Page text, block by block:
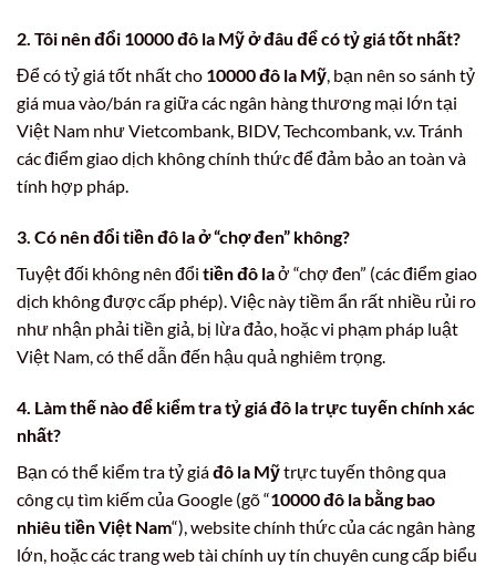
2. Tôi nên đổi 10000 đô la Mỹ ở đâu để có tỷ giá tốt nhất?
Để có tỷ giá tốt nhất cho 10000 đô la Mỹ, bạn nên so sánh tỷ
giá mua vào/bán ra giữa các ngân hàng thương mại lớn tại
Việt Nam như Vietcombank, BIDV, Techcombank, v.v. Tránh
các điểm giao dịch không chính thức để đảm bảo an toàn và
tính hợp pháp.
3. Có nên đổi tiền đô la ở “chợ đen” không?
Tuyệt đối không nên đổi tiền đô laở “chợ đen” (các điểm giao
dịch không được cấp phép). Việc này tiềm ẩn rất nhiều rủi ro
như nhận phải tiền giả, bị lừa đảo, hoặc vi phạm pháp luật
Việt Nam, có thể dẫn đến hậu quả nghiêm trọng.
4. Làm thế nào để kiểm tra tỷ giá đô la trực tuyến chính xác
nhất?
Bạn có thể kiểm tra tỷ giáđô la Mỹtrực tuyến thông qua
công cụ tìm kiếm của Google (gõ “10000 đô la bằng bao
nhiêu tiền Việt Nam“), website chính thức của các ngân hàng
lớn, hoặc các trang web tài chính uy tín chuyên cung cấp biểu